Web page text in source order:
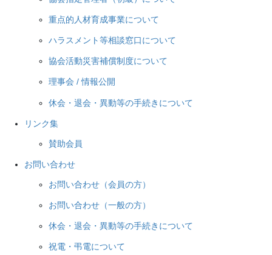
重点的人材育成事業について
ハラスメント等相談窓口について
協会活動災害補償制度について
理事会 / 情報公開
休会・退会・異動等の手続きについて
リンク集
賛助会員
お問い合わせ
お問い合わせ（会員の方）
お問い合わせ（一般の方）
休会・退会・異動等の手続きについて
祝電・弔電について